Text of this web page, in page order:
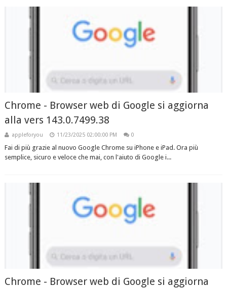
Chrome - Browser web di Google si aggiorna
alla vers 143.0.7499.38
appleforyou 11/23/2025 02:00:00 PM 0
Fai di più grazie al nuovo Google Chrome su iPhone e iPad. Ora più
semplice, sicuro e veloce che mai, con l'aiuto di Google i...
Chrome - Browser web di Google si aggiorna